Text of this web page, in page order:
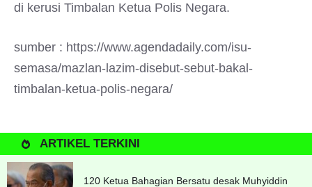
di kerusi Timbalan Ketua Polis Negara.
sumber : https://www.agendadaily.com/isu-
semasa/mazlan-lazim-disebut-sebut-bakal-
timbalan-ketua-polis-negara/
ARTIKEL TERKINI
120 Ketua Bahagian Bersatu desak Muhyiddin